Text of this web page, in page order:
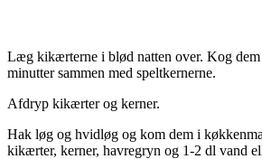
Læg kikærterne i blød natten over. Kog
minutter sammen med speltkernerne.
Afdryp kikærter og kerner.
Hak løg og hvidløg og kom dem i
kikærter, kerner, havregryn og 1-2 dl vand